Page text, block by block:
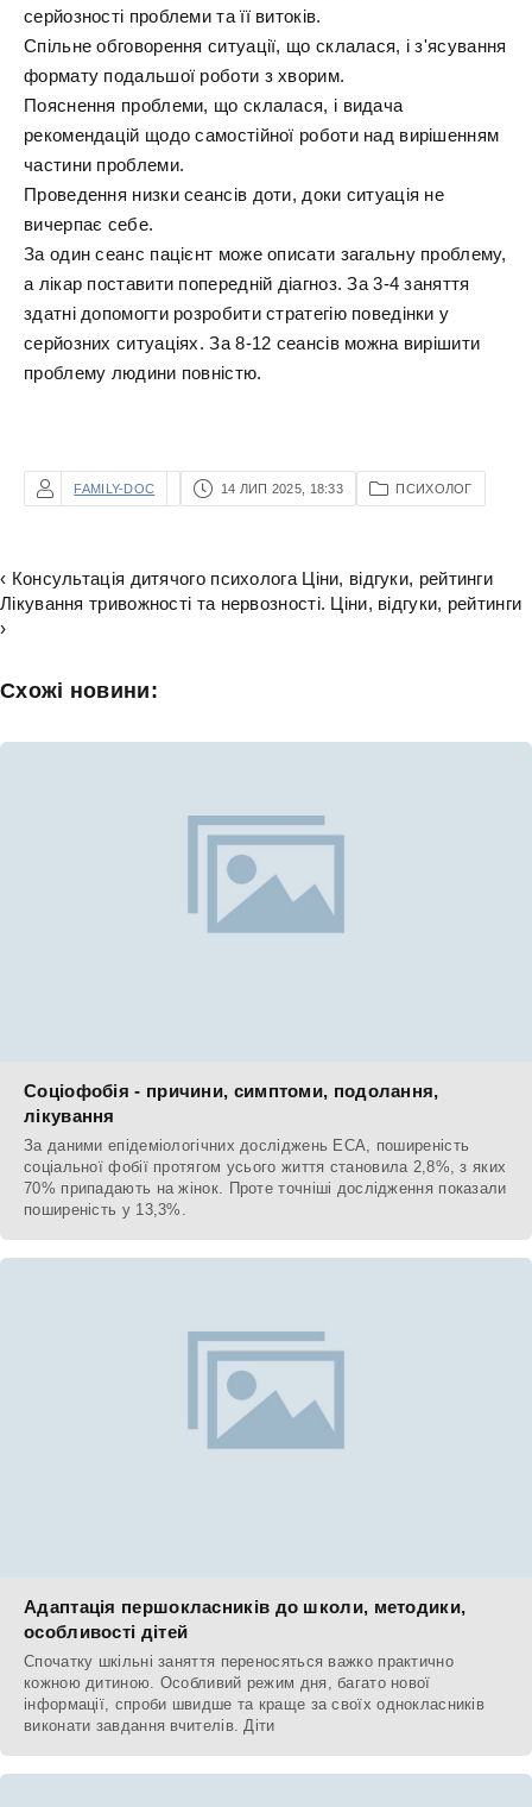
серйозності проблеми та її витоків.
Спільне обговорення ситуації, що склалася, і з'ясування
формату подальшої роботи з хворим.
Пояснення проблеми, що склалася, і видача
рекомендацій щодо самостійної роботи над вирішенням
частини проблеми.
Проведення низки сеансів доти, доки ситуація не
вичерпає себе.
За один сеанс пацієнт може описати загальну проблему,
а лікар поставити попередній діагноз. За 3-4 заняття
здатні допомогти розробити стратегію поведінки у
серйозних ситуаціях. За 8-12 сеансів можна вирішити
проблему людини повністю.
FAMILY-DOC 14 ЛИП 2025, 18:33 ПСИХОЛОГ
‹ Консультація дитячого психолога Ціни, відгуки, рейтинги
Лікування тривожності та нервозності. Ціни, відгуки, рейтинги
›
Схожі новини:
Соціофобія - причини, симптоми, подолання,
лікування
За даними епідеміологічних досліджень ECA, поширеність
соціальної фобії протягом усього життя становила 2,8%, з яких
70% припадають на жінок. Проте точніші дослідження показали
поширеність у 13,3%.
Адаптація першокласників до школи, методики,
особливості дітей
Спочатку шкільні заняття переносяться важко практично
кожною дитиною. Особливий режим дня, багато нової
інформації, спроби швидше та краще за своїх однокласників
виконати завдання вчителів. Діти